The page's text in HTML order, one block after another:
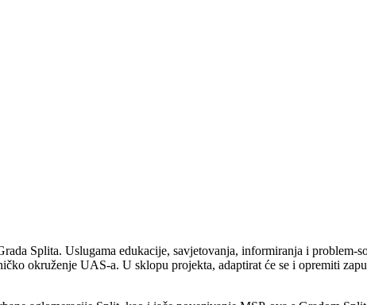
Splita. Uslugama edukacije, savjetovanja, informiranja i problem-
okruženje UAS-a. U sklopu projekta, adaptirat će se i opremiti